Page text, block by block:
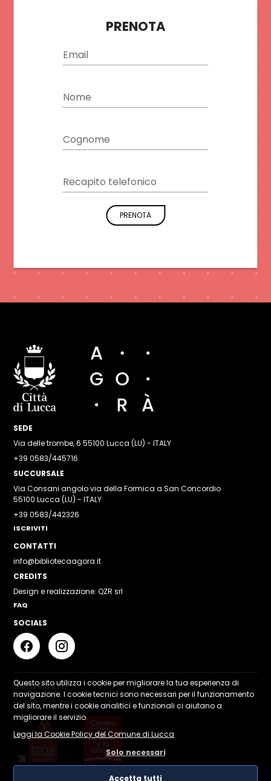
PRENOTA
Email
Nome
Cognome
Recapito telefonico
PRENOTA
Questo sito utilizza i cookie per migliorare la tua esperienza di
navigazione. I cookie tecnici sono necessari per il funzionamento
del sito, mentre i cookie analitici e funzionali ci aiutano a
migliorare il servizio.
Leggi la Cookie Policy del Comune di Lucca
Solo necessari
Accetta tutti
SEDE
Via delle trombe, 6 55100 Lucca (LU) - ITALY
+39 0583/445716
SUCCURSALE
Via Consani angolo via della Formica a San Concordio
55100 Lucca (LU) - ITALY
+39 0583/442326
ISCRIVITI
CONTATTI
info@bibliotecaagora.it
CREDITS
Design e realizzazione: QZR srl
FAQ
SOCIALS
CONTRIBUTO
Il sito è stato realizzato con il contributo di